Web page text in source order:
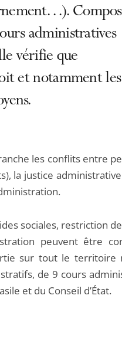
administratives
vérifie que
et notamment les
les conflits entre
la justice
sociales, restriction
peuvent être
sur tout le territoire
de 9 cours
et du Conseil d’État.